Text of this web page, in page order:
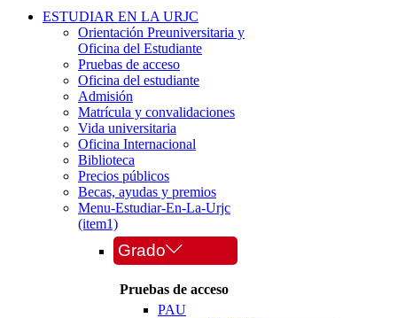
ESTUDIAR EN LA URJC
Orientación Preuniversitaria y
Oficina del Estudiante
Pruebas de acceso
Oficina del estudiante
Admisión
Matrícula y convalidaciones
Vida universitaria
Oficina Internacional
Biblioteca
Precios públicos
Becas, ayudas y premios
Menu-Estudiar-En-La-Urjc
(item1)
Grado
Pruebas de acceso
PAU